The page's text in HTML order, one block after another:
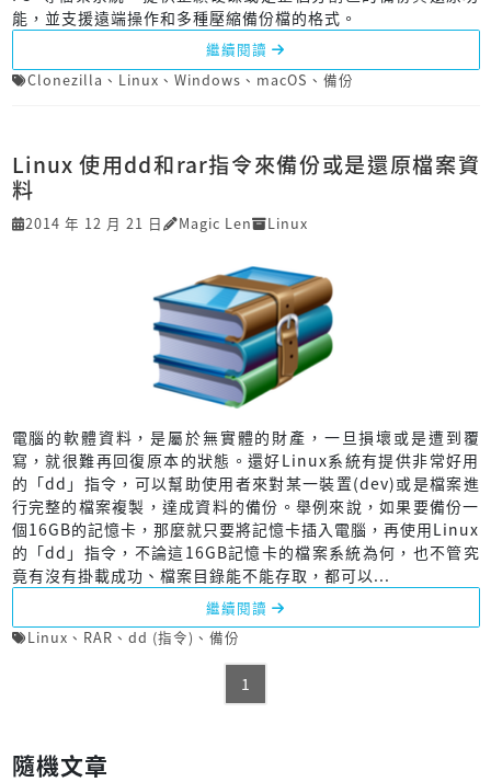
能，並支援遠端操作和多種壓縮備份檔的格式。
繼續閱讀
Clonezilla 、 Linux 、 Windows 、 macOS 、 備份
Linux 使用dd和rar指令來備份或是還原檔案資
料
2014 年 12 月 21 日 Magic Len Linux
電腦的軟體資料，是屬於無實體的財產，一旦損壞或是遭到覆
寫，就很難再回復原本的狀態。還好Linux系統有提供非常好用
的「dd」指令，可以幫助使用者來對某一裝置(dev)或是檔案進
行完整的檔案複製，達成資料的備份。舉例來說，如果要備份一
個16GB的記憶卡，那麼就只要將記憶卡插入電腦，再使用Linux
的「dd」指令，不論這16GB記憶卡的檔案系統為何，也不管究
竟有沒有掛載成功、檔案目錄能不能存取，都可以...
繼續閱讀
Linux 、 RAR 、 dd (指令) 、 備份
1
隨機文章